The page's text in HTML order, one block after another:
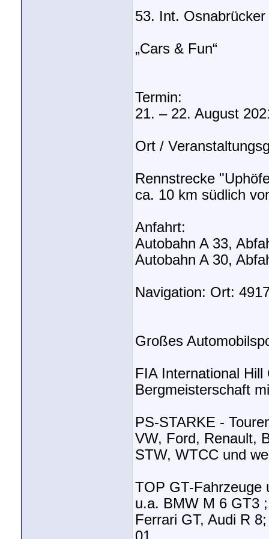
53. Int.
„Cars & Fun“
Termin:
21. – 22. August
Ort /
Rennstrecke
ca. 10 km südlich
Anfahrt:
Autobahn A 33,
Autobahn A 30,
Navigation: Ort:
Großes
FIA International
Bergmeisterschaft
PS-STARKE -
VW, Ford, Renault,
STW, WTCC und
TOP GT-Fahrzeuge
u.a. BMW M 6 GT3
Ferrari GT, Audi R